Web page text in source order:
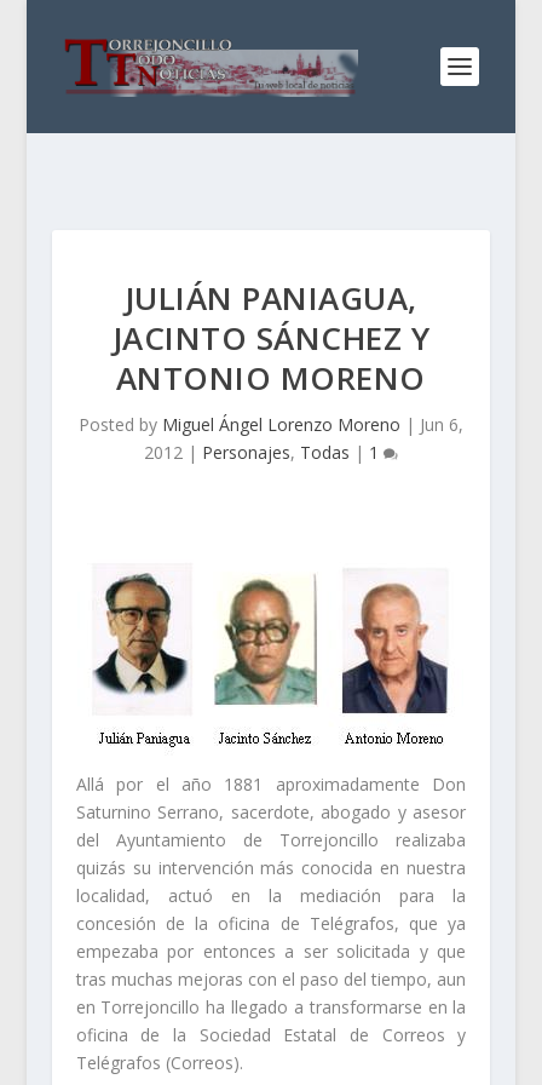
JULIÁN PANIAGUA,
JACINTO SÁNCHEZ Y
ANTONIO MORENO
Posted by Miguel Ángel Lorenzo Moreno | Jun 6,
2012| Personajes, Todas | 1
Allá por el año 1881 aproximadamente Don
Saturnino Serrano, sacerdote, abogado y asesor
del Ayuntamiento de Torrejoncillo realizaba
quizás su intervención más conocida en nuestra
localidad, actuó en la mediación para la
concesión de la oficina de Telégrafos, que ya
empezaba por entonces a ser solicitada y que
tras muchas mejoras con el paso del tiempo, aun
en Torrejoncillo ha llegado a transformarse en la
oficina de la Sociedad Estatal de Correos y
Telégrafos (Correos).